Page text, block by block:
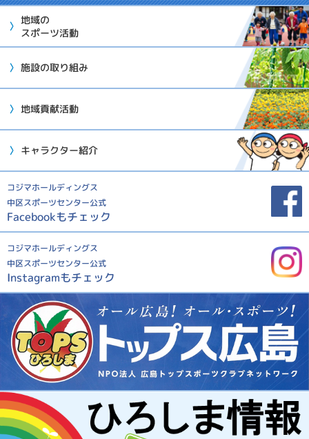
地域の
スポーツ活動
施設の取り組み
地域貢献活動
キャラクター紹介
コジマホールディングス
中区スポーツセンター公式
Facebookもチェック
コジマホールディングス
中区スポーツセンター公式
Instagramもチェック